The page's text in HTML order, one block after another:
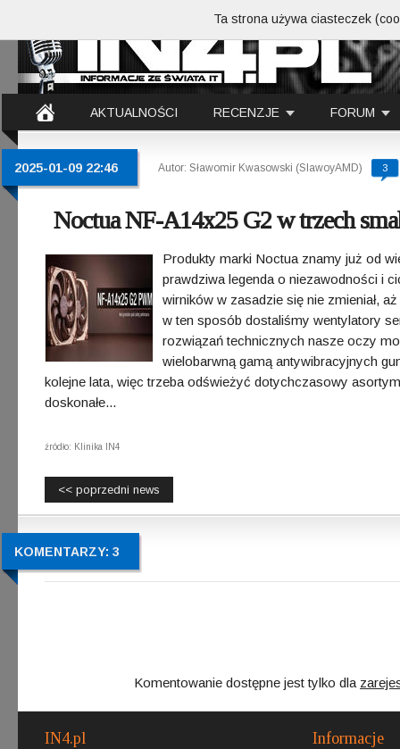
AKTUALNOŚCI RECENZJE FORUM
2025-01-09 22:46 Autor: Sławomir Kwasowski (SlawoyAMD) 3
Noctua NF-A14x25 G2 w trzech
Produkty marki Noctua znamy już od
prawdziwa legenda o niezawodności i
wirników w zasadzie się nie zmieniał,
w ten sposób dostaliśmy wentylatory
rozwiązań technicznych nasze oczy
wielobarwną gamą antywibracyjnych
kolejne lata, więc trzeba odświeżyć dotychczasowy
doskonałe...
źródło: Klinika IN4
<< poprzedni news
KOMENTARZY: 3
Komentowanie dostępne jest tylko dla
IN4.pl Informacje
Ta strona używa ciasteczek